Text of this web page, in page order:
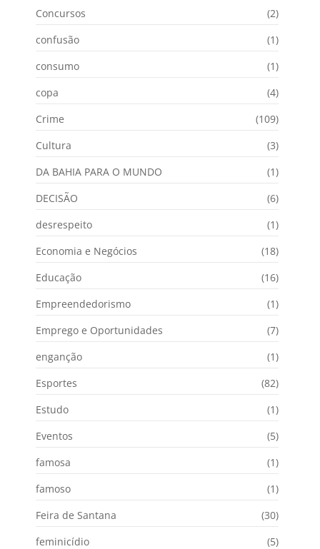
Concursos
(2)
confusão
(1)
consumo
(1)
copa
(4)
Crime
(109)
Cultura
(3)
DA BAHIA PARA O MUNDO
(1)
DECISÃO
(6)
desrespeito
(1)
Economia e Negócios
(18)
Educação
(16)
Empreendedorismo
(1)
Emprego e Oportunidades
(7)
enganção
(1)
Esportes
(82)
Estudo
(1)
Eventos
(5)
famosa
(1)
famoso
(1)
Feira de Santana
(30)
feminicídio
(5)